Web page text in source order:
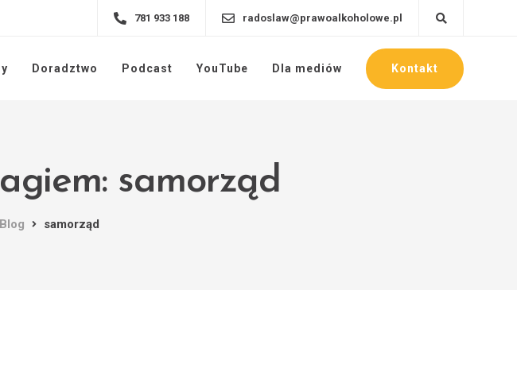
781 933 188 radoslaw@prawoalkoholowe.pl
Doradztwo Podcast YouTube Dla mediów Kontakt
samorząd
Blog samorząd